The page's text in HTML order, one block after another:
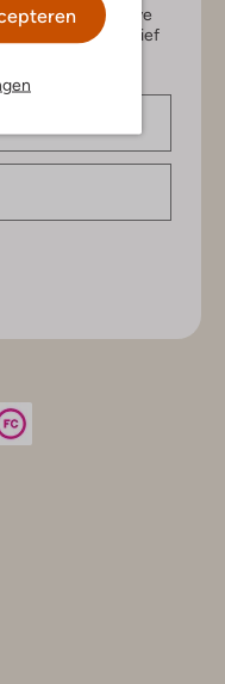
en exclusieve
voor de nieuwsbrief